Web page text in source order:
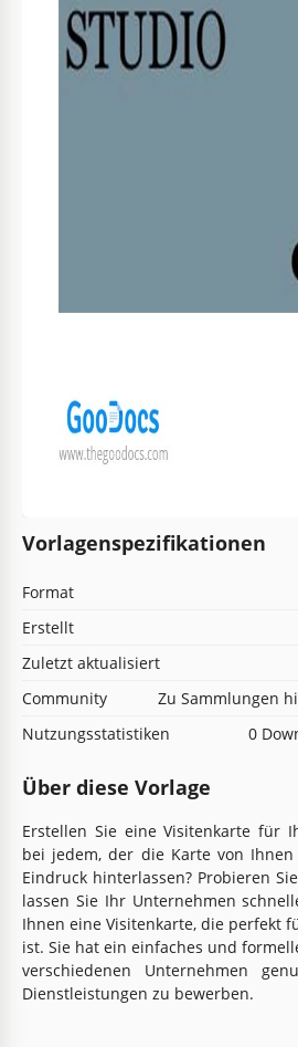
Vorlagenspezifikationen
Format
Erstellt
Zuletzt aktualisiert
Community
Zu Sammlungen
Nutzungsstatistiken
0
Über diese Vorlage
Erstellen Sie eine Visitenkarte für
bei jedem, der die Karte von
Eindruck hinterlassen? Probieren
lassen Sie Ihr Unternehmen
Ihnen eine Visitenkarte, die perfekt
ist. Sie hat ein einfaches und
verschiedenen Unternehmen
Dienstleistungen zu bewerben.